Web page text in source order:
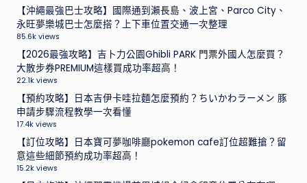
【沖繩最強巴士攻略】國際通到瀨長島、波上宮、Parco City、
永旺夢樂城巴士怎麼搭？上下車位置交通一次整理
85.6k views
【2026最強攻略】吉卜力公園Ghibli PARK 門票外國人怎麼買？
大散步券PREMIUM這樣買成功率超高！
22.1k views
【預約攻略】日本吉伊卡哇拉麵怎麼預約？ちいかわラーメン 豚
申請步驟流程教學一次看懂
17.4k views
【訂位攻略】日本寶可夢咖啡廳pokemon cafe訂位超難搶？留
意這些細節預約成功率超高！
15.2k views